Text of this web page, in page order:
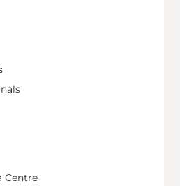
Centre